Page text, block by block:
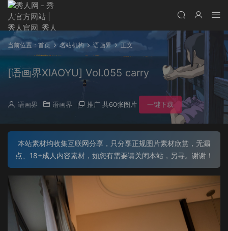
当前位置： 首页 名站机构 语画界 正文
[语画界XIAOYU] Vol.055 carry
语画界 语画界 推广 共60张图片 一键下载
本站素材均收集互联网分享，只分享正规图片素材欣赏，无漏
点、18+成人内容素材，如您有需要请关闭本站，另寻。谢谢！